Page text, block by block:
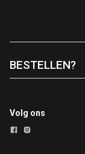
BESTELLEN?
Volg ons